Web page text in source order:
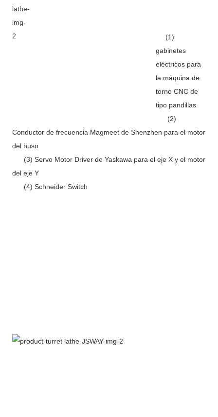
(1)
gabinetes
eléctricos para
la máquina de
torno CNC de
tipo pandillas
(2)
Conductor de frecuencia Magmeet de Shenzhen para el motor
del huso
(3) Servo Motor Driver de Yaskawa para el eje X y el motor
del eje Y
(4) Schneider Switch